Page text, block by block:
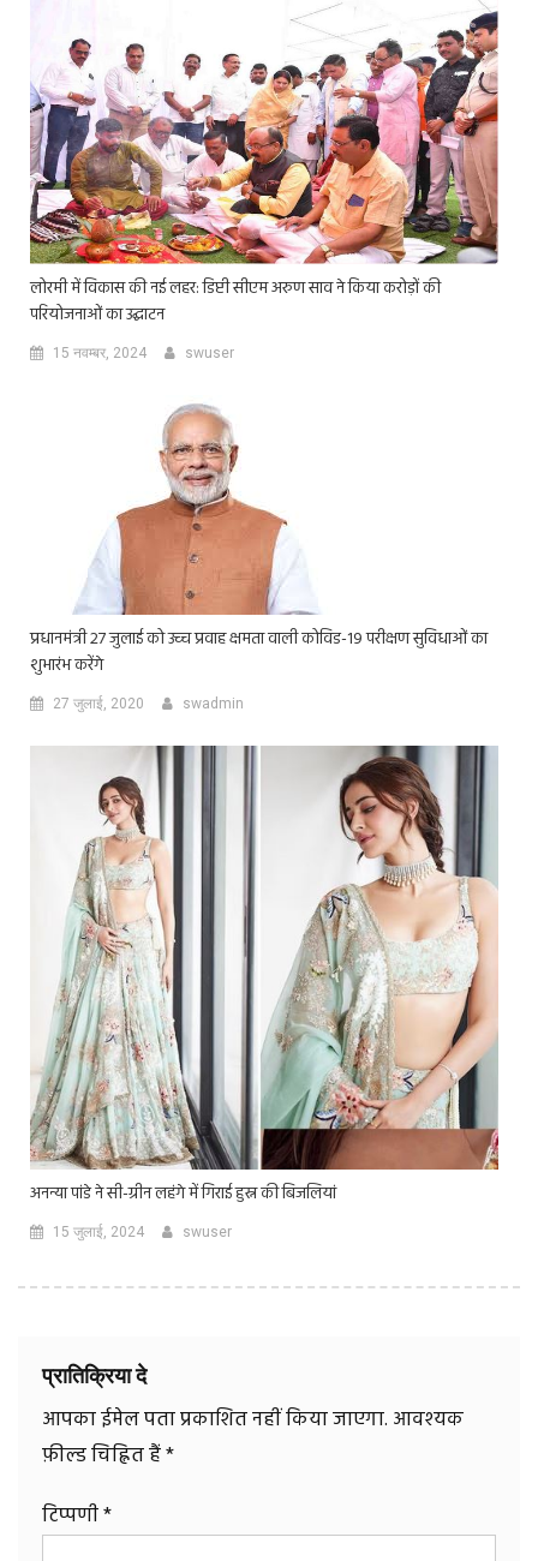
लोरमी में विकास की नई लहर: डिप्टी सीएम अरुण साव ने किया करोड़ों की
परियोजनाओं का उद्घाटन
15 नवम्बर, 2024 swuser
प्रधानमंत्री 27 जुलाई को उच्च प्रवाह क्षमता वाली कोविड-19 परीक्षण सुविधाओं का
शुभारंभ करेंगे
27 जुलाई, 2020 swadmin
अनन्या पांडे ने सी-ग्रीन लहंगे में गिराई हुस्न की बिजलियां
15 जुलाई, 2024 swuser
प्रातिक्रिया दे
आपका ईमेल पता प्रकाशित नहीं किया जाएगा. आवश्यक
फ़ील्ड चिह्नित हैं*
टिप्पणी*